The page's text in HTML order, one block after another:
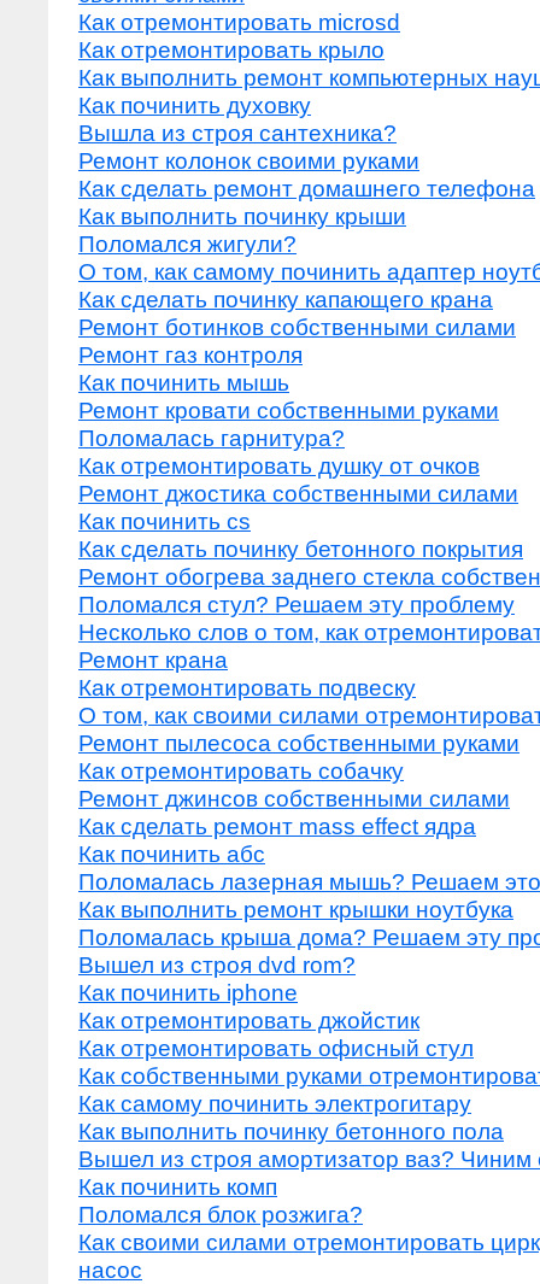
Как отремонтировать microsd
Как отремонтировать крыло
Как выполнить ремонт компьютерных
Как починить духовку
Вышла из строя сантехника?
Ремонт колонок своими руками
Как сделать ремонт домашнего телефона
Как выполнить починку крыши
Поломался жигули?
О том, как самому починить адаптер
Как сделать починку капающего крана
Ремонт ботинков собственными силами
Ремонт газ контроля
Как починить мышь
Ремонт кровати собственными руками
Поломалась гарнитура?
Как отремонтировать душку от очков
Ремонт джостика собственными силами
Как починить cs
Как сделать починку бетонного покрытия
Ремонт обогрева заднего стекла
Поломался стул? Решаем эту проблему
Несколько слов о том, как
Ремонт крана
Как отремонтировать подвеску
О том, как своими силами
Ремонт пылесоса собственными руками
Как отремонтировать собачку
Ремонт джинсов собственными силами
Как сделать ремонт mass effect ядра
Как починить абс
Поломалась лазерная мышь? Решаем
Как выполнить ремонт крышки ноутбука
Поломалась крыша дома? Решаем эту
Вышел из строя dvd rom?
Как починить iphone
Как отремонтировать джойстик
Как отремонтировать офисный стул
Как собственными руками
Как самому починить электрогитару
Как выполнить починку бетонного пола
Вышел из строя амортизатор ваз? Чиним
Как починить комп
Поломался блок розжига?
Как своими силами отремонтировать
насос